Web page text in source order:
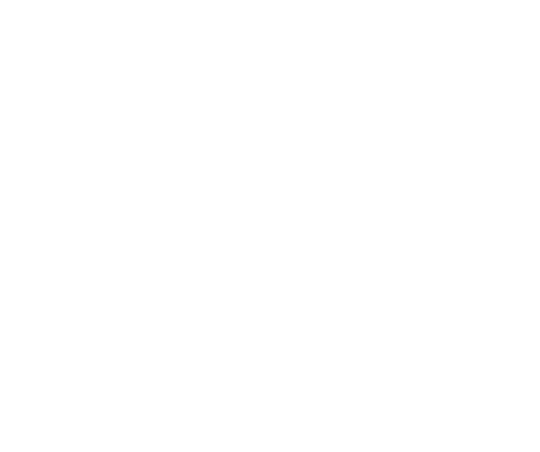
)を提供させていただ
とをご了承ください。
の商品です。
むを得ず変更すること
ル類(PBDE) 1000ppm以下、
下｢規制貨物等」とい
取引許可)を取得する